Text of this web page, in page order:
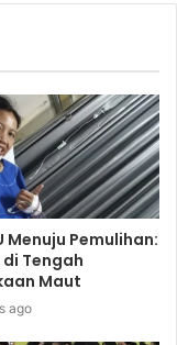
Menuju Pemulihan:
Tengah
Maut
ago